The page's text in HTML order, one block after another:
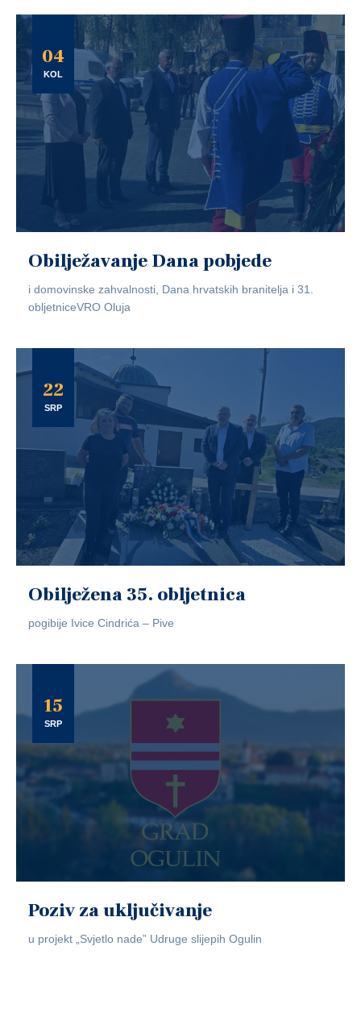
04
KOL
Obilježavanje Dana pobjede
i domovinske zahvalnosti, Dana hrvatskih branitelja i 31.
obljetniceVRO Oluja
22
SRP
Obilježena 35. obljetnica
pogibije Ivice Cindrića – Pive
15
SRP
Poziv za uključivanje
u projekt „Svjetlo nade” Udruge slijepih Ogulin